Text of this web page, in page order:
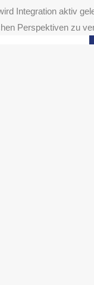
Integration aktiv
Perspektiven zu